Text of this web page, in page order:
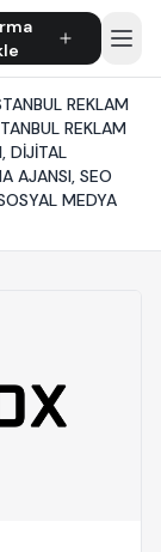
REKLAM
REKLAM
DİJİTAL
AJANSI, SEO
MEDYA